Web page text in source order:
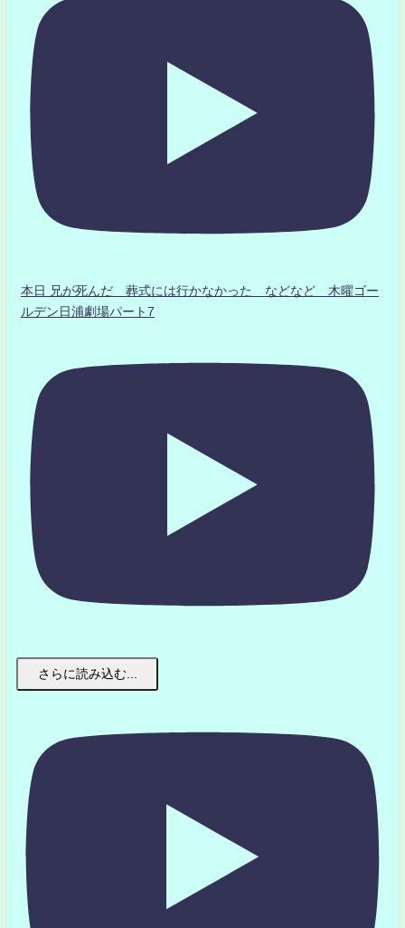
本日 兄が死んだ 葬式には行かなかった などなど 木曜ゴー
ルデン日浦劇場パート7
さらに読み込む...